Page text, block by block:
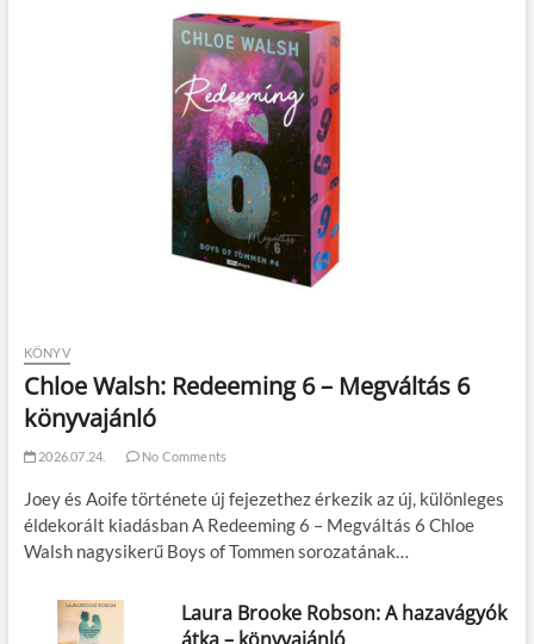
KÖNYV
Chloe Walsh: Redeeming 6 – Megváltás 6
könyvajánló
2026.07.24. No Comments
Joey és Aoife története új fejezethez érkezik az új, különleges
éldekorált kiadásban A Redeeming 6 – Megváltás 6 Chloe
Walsh nagysikerű Boys of Tommen sorozatának…
Laura Brooke Robson: A hazavágyók